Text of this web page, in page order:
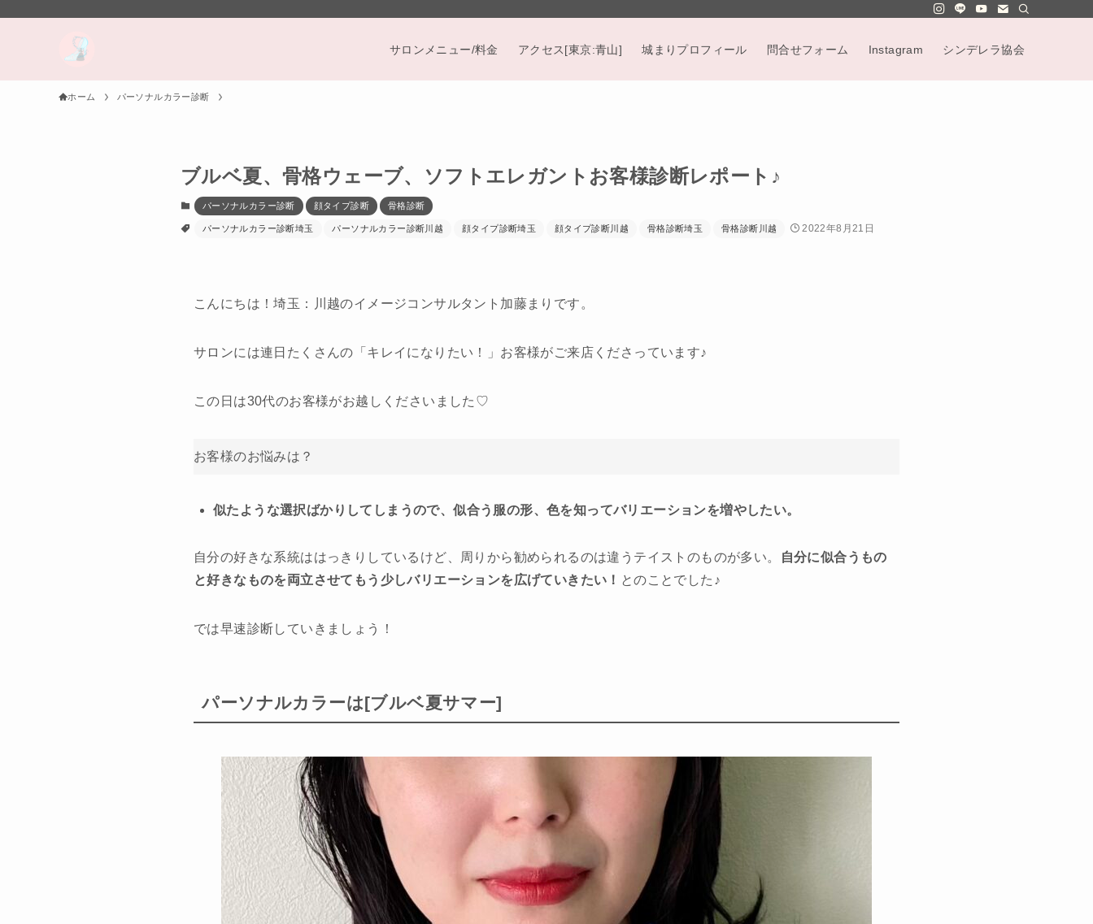
サロンメニュー/料金 アクセス[東京:青山] 城まりプロフィール 問合せフォーム Instagram シンデレラ協会
ホーム パーソナルカラー診断
ブルベ夏、骨格ウェーブ、ソフトエレガントお客様診断レポート♪
パーソナルカラー診断 顔タイプ診断 骨格診断
パーソナルカラー診断埼玉 パーソナルカラー診断川越 顔タイプ診断埼玉 顔タイプ診断川越 骨格診断埼玉 骨格診断川越 2022年8月21日
こんにちは！埼玉：川越のイメージコンサルタント加藤まりです。
サロンには連日たくさんの「キレイになりたい！」お客様がご来店くださっています♪
この日は30代のお客様がお越しくださいました♡
お客様のお悩みは？
似たような選択ばかりしてしまうので、似合う服の形、色を知ってバリエーションを増やしたい。
自分の好きな系統ははっきりしているけど、周りから勧められるのは違うテイストのものが多い。
自分に似合うもの
と好きなものを両立させてもう少しバリエーションを広げていきたい！ とのことでした♪
では早速診断していきましょう！
パーソナルカラーは[ブルベ夏サマー]